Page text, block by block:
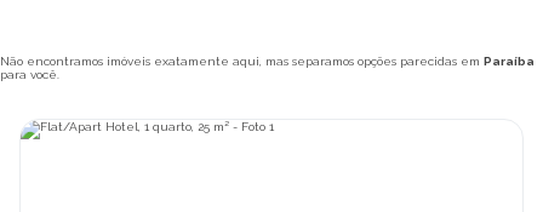
Não encontramos imóveis exatamente aqui, mas separamos opções parecidas em Paraíba
para você.